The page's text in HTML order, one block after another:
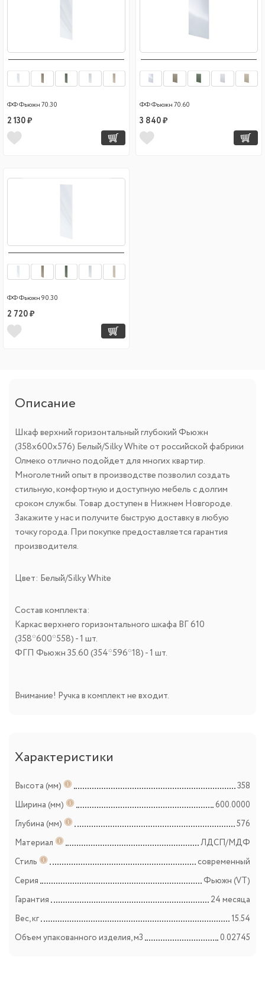
ФФ Фьюжн 70.30
2 130 ₽
ФФ Фьюжн 70.60
3 840 ₽
ФФ Фьюжн 90.30
2 720 ₽
Описание
Шкаф верхний горизонтальный глубокий Фьюжн
(358х600х576) Белый/Silky White от российской фабрики
Олмеко отлично подойдет для многих квартир.
Многолетний опыт в производстве позволил создать
стильную, комфортную и доступную мебель с долгим
сроком службы. Товар доступен в Нижнем Новгороде.
Закажите у нас и получите быструю доставку в любую
точку города. При покупке предоставляется гарантия
производителя.
Цвет: Белый/Silky White
Состав комплекта:
Каркас верхнего горизонтального шкафа ВГ 610
(358*600*558) - 1 шт.
ФГП Фьюжн 35.60 (354*596*18) - 1 шт.
Внимание! Ручка в комплект не входит.
Характеристики
Высота (мм)
358
Ширина (мм)
600.0000
Глубина (мм)
576
Материал
ЛДСП/МДФ
Стиль
современный
Серия
Фьюжн (VT)
Гарантия
24 месяца
Вес, кг
15.54
Объем упакованного изделия, м3
0.02745